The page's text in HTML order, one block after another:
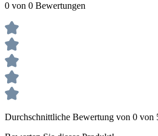
0 von 0 Bewertungen
Durchschnittliche Bewertung von 0 von